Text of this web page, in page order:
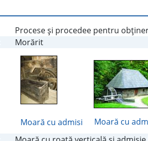
Procese şi procedee pentru
Morărit
Moară cu admisi Moară cu